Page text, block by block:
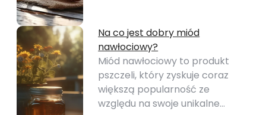
Na co jest dobry miód
nawłociowy?
Miód nawłociowy to produkt
pszczeli, który zyskuje coraz
większą popularność ze
względu na swoje unikalne…